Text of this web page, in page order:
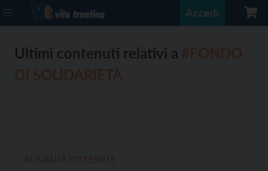
Accedi
Ultimi contenuti relativi a